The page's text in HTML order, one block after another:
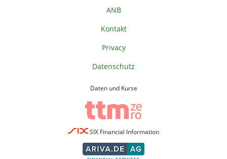
ANB
Kontakt
Privacy
Datenschutz
Daten und Kurse
SIX Financial Information